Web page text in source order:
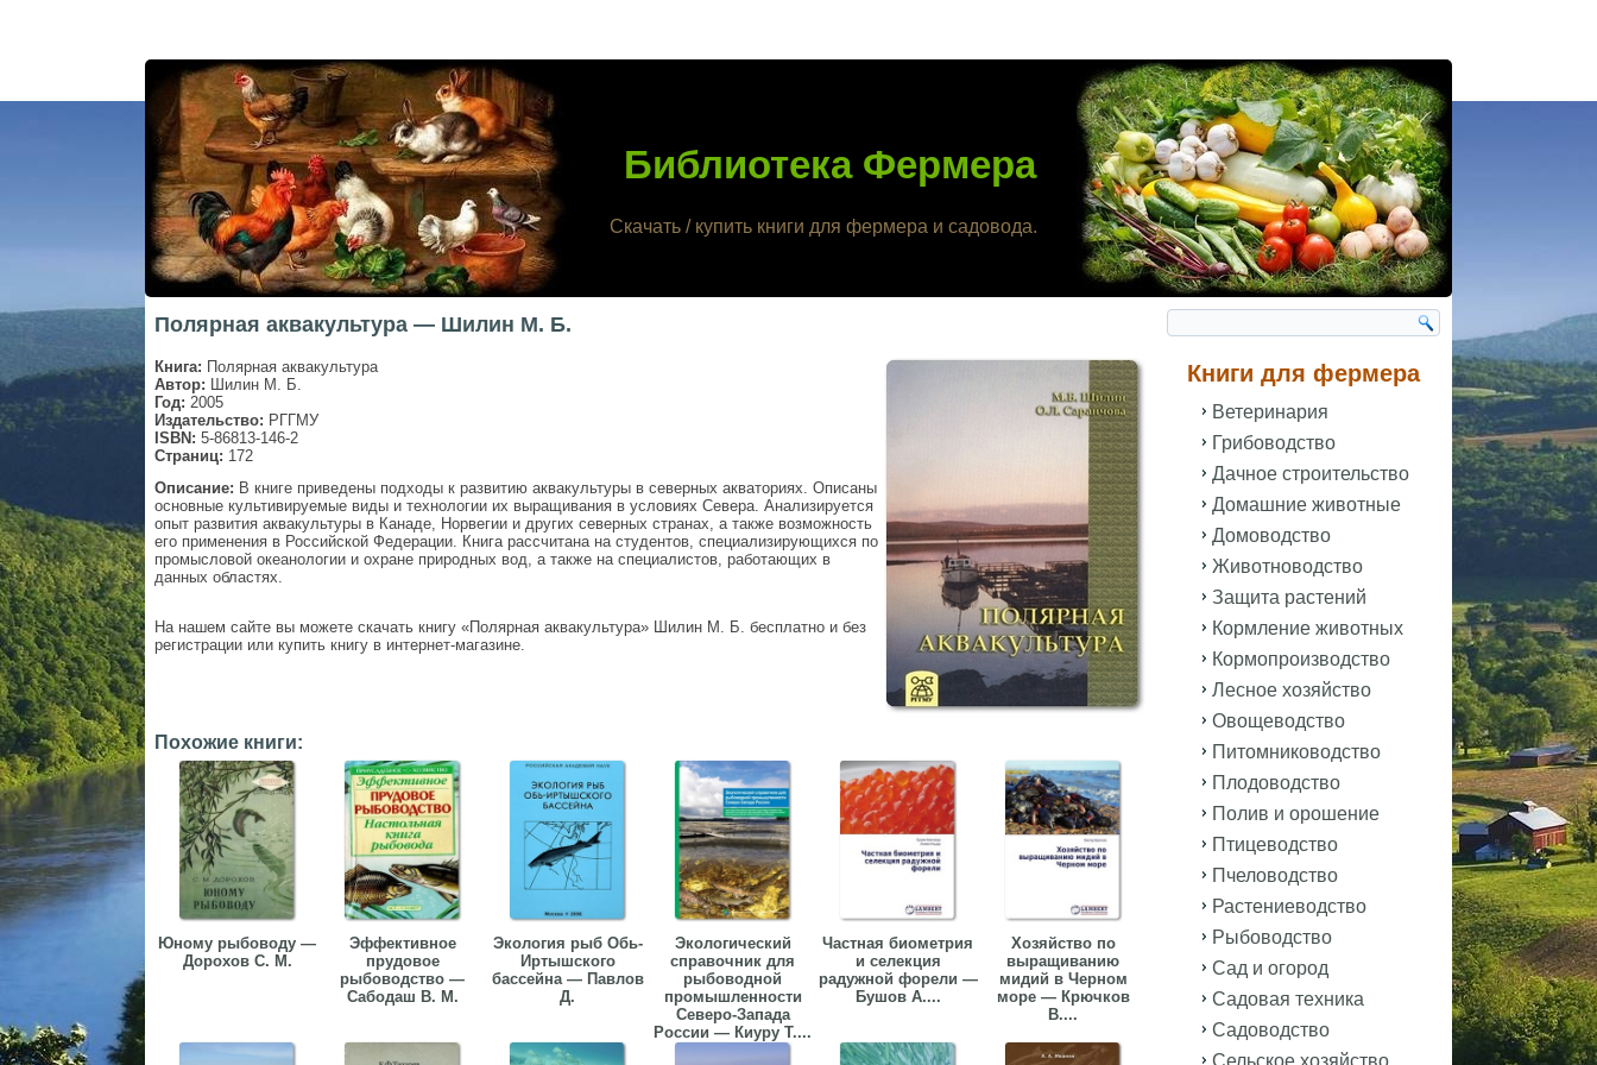
Библиотека Фермера
Скачать / купить книги для фермера и садовода.
Полярная аквакультура — Шилин М. Б.
Книга: Полярная аквакультура
Автор: Шилин М. Б.
Год: 2005
Издательство: РГГМУ
ISBN: 5-86813-146-2
Страниц: 172
Описание: В книге приведены подходы к развитию аквакультуры в северных акваториях. Описаны
основные культивируемые виды и технологии их выращивания в условиях Севера. Анализируется
опыт развития аквакультуры в Канаде, Норвегии и других северных странах, а также возможность
его применения в Российской Федерации. Книга рассчитана на студентов, специализирующихся по
промысловой океанологии и охране природных вод, а также на специалистов, работающих в
данных областях.
На нашем сайте вы можете скачать книгу «Полярная аквакультура» Шилин М. Б. бесплатно и без
регистрации или купить книгу в интернет-магазине.
Похожие книги:
Юному рыбоводу —
Дорохов С. М.
Эффективное
прудовое
рыбоводство —
Сабодаш В. М.
Экология рыб Обь-
Иртышского
бассейна — Павлов
Д.
Экологический
справочник для
рыбоводной
промышленности
Северо-Запада
России — Киуру Т....
Частная биометрия
и селекция
радужной форели —
Бушов А....
Хозяйство по
выращиванию
мидий в Черном
море — Крючков
В....
Книги для фермера
Ветеринария
Грибоводство
Дачное строительство
Домашние животные
Домоводство
Животноводство
Защита растений
Кормление животных
Кормопроизводство
Лесное хозяйство
Овощеводство
Питомниководство
Плодоводство
Полив и орошение
Птицеводство
Пчеловодство
Растениеводство
Рыбоводство
Сад и огород
Садовая техника
Садоводство
Сельское хозяйство